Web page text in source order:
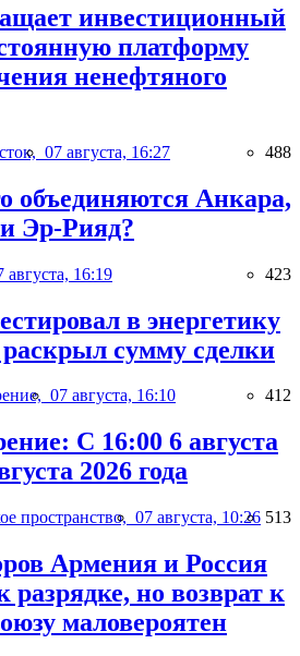
инвестиционный
платформу
ненефтяного
07 августа, 16:27 488
объединяются Анкара,
Эр-Рияд?
августа, 16:19 423
в энергетику
сумму сделки
07 августа, 16:10 412
С 16:00 6 августа
2026 года
пространство, 07 августа, 10:26 513
Армения и Россия
разрядке, но возврат к
маловероятен